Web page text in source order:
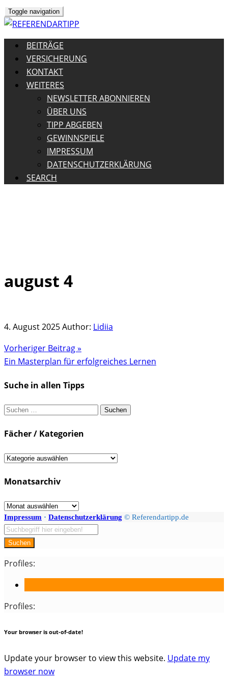
Toggle navigation
BEITRÄGE
VERSICHERUNG
KONTAKT
WEITERES
NEWSLETTER ABONNIEREN
ÜBER UNS
TIPP ABGEBEN
GEWINNSPIELE
IMPRESSUM
DATENSCHUTZERKLÄRUNG
SEARCH
Skip
august 4
4. August 2025Author: Lidiia
Vorheriger Beitrag »
Ein Masterplan für erfolgreiches Lernen
Suche in allen Tipps
Suchen
Fächer / Kategorien
Fächer
Kategorien
Monatsarchiv
Monatsarchiv
Impressum · Datenschutzerklärung © Referendartipp.de
Suchen
Profiles:
Profiles:
Your browser is out-of-date!
Update your browser to view this website. Update my
browser now